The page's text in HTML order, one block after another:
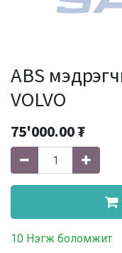
ABS
VOLVO
75'000.00₮
10 Нэгж боломжит